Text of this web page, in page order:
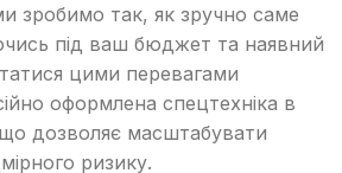
зробимо так, як зручно саме
під ваш бюджет та наявний
цими перевагами
оформлена спецтехніка в
дозволяє масштабувати
ризику.